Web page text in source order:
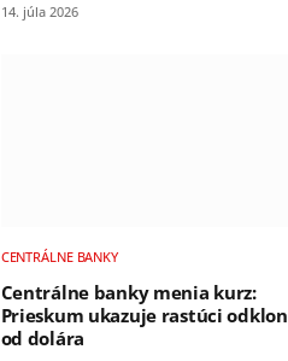
14. júla 2026
CENTRÁLNE BANKY
Centrálne banky menia kurz:
Prieskum ukazuje rastúci odklon
od dolára